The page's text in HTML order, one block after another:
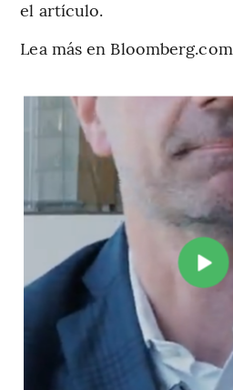
el artículo.
Lea más en Bloomberg.com